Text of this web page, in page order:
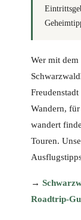
Wer mit dem
Wandern,
wandert
Touren.
→
Roadtrip-